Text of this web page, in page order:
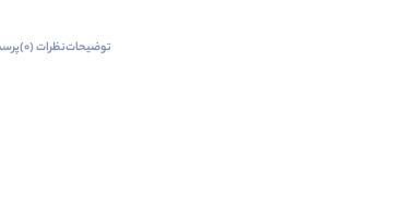
توضیحاتنظرات (0)